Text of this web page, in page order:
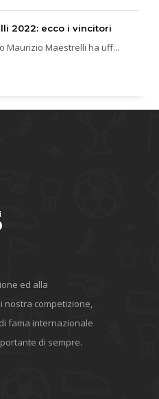
2022: ecco i vincitori
Maurizio Maestrelli ha uff...
ed alla
nostra competizione,
fama internazionale
di sempre.